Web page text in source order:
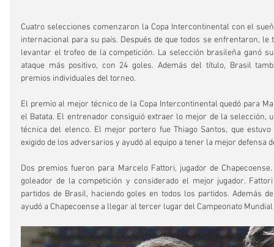
Cuatro selecciones comenzaron la Copa Intercontinental con el
internacional para su país. Después de que todos se enfrentaron,
levantar el trofeo de la competición. La selección brasileña ganó
ataque más positivo, con 24 goles. Además del título, Brasil
premios individuales del torneo.
El premio al mejor técnico de la Copa Intercontinental quedó para
el Batata. El entrenador consiguió extraer lo mejor de la selección,
técnica del elenco. El mejor portero fue Thiago Santos, que
exigido de los adversarios y ayudó al equipo a tener la mejor defensa
Dos premios fueron para Marcelo Fattori, jugador de
goleador de la competición y considerado el mejor jugador.
partidos de Brasil, haciendo goles en todos los partidos. Además
ayudó a Chapecoense a llegar al tercer lugar del Campeonato Mundial